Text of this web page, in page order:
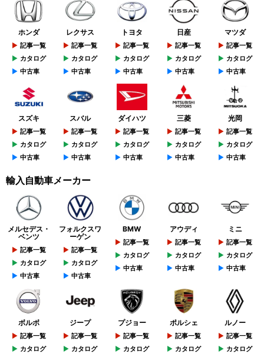
ホンダ
記事一覧
カタログ
中古車
レクサス
記事一覧
カタログ
中古車
トヨタ
記事一覧
カタログ
中古車
日産
記事一覧
カタログ
中古車
マツダ
記事一覧
カタログ
中古車
スズキ
記事一覧
カタログ
中古車
スバル
記事一覧
カタログ
中古車
ダイハツ
記事一覧
カタログ
中古車
三菱
記事一覧
カタログ
中古車
光岡
記事一覧
カタログ
中古車
輸入自動車メーカー
メルセデス・
ベンツ
記事一覧
カタログ
中古車
フォルクスワ
ーゲン
記事一覧
カタログ
中古車
BMW
記事一覧
カタログ
中古車
アウディ
記事一覧
カタログ
中古車
ミニ
記事一覧
カタログ
中古車
ボルボ
記事一覧
カタログ
ジープ
記事一覧
カタログ
プジョー
記事一覧
カタログ
ポルシェ
記事一覧
カタログ
ルノー
記事一覧
カタログ